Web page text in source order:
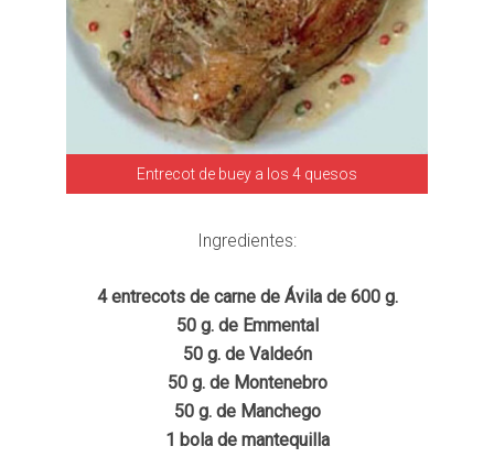
Entrecot de buey a los 4 quesos
Ingredientes:
4 entrecots de carne de Ávila de 600 g.
50 g. de Emmental
50 g. de Valdeón
50 g. de Montenebro
50 g. de Manchego
1 bola de mantequilla